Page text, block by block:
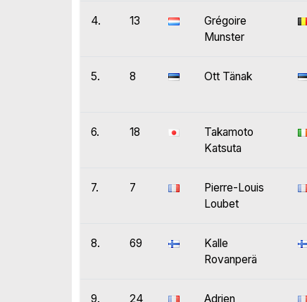
4. 13
Grégoire
Munster
5. 8 Ott Tänak
6. 18
Takamoto
Katsuta
7. 7
Pierre-Louis
Loubet
8. 69
Kalle
Rovanperä
9. 24
Adrien